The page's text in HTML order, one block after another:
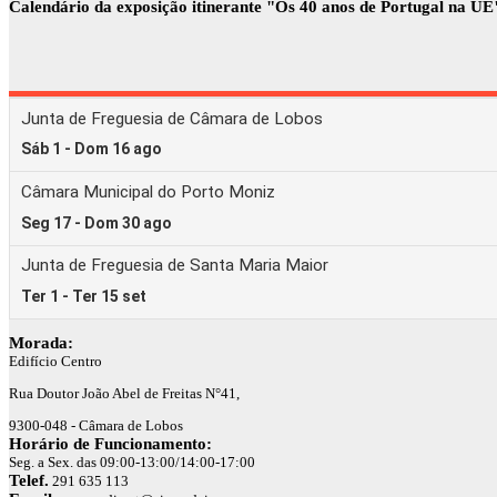
Calendário da exposição itinerante "Os 40 anos de Portugal na
Morada:
Edifício Centro
Rua Doutor João Abel de Freitas N°41,
9300-048 - Câmara de Lobos
Horário de Funcionamento:
Seg. a Sex. das 09:00-13:00/14:00-17:00
Telef. 291 635 113